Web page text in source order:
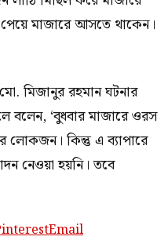
মাজারে আসতে থাকেন।
মিজানুর রহমান ঘটনার
বলেন, ‘বুধবার মাজারে ওরস
লোকজন। কিন্তু এ ব্যাপারে
নেওয়া হয়নি। তবে
Email